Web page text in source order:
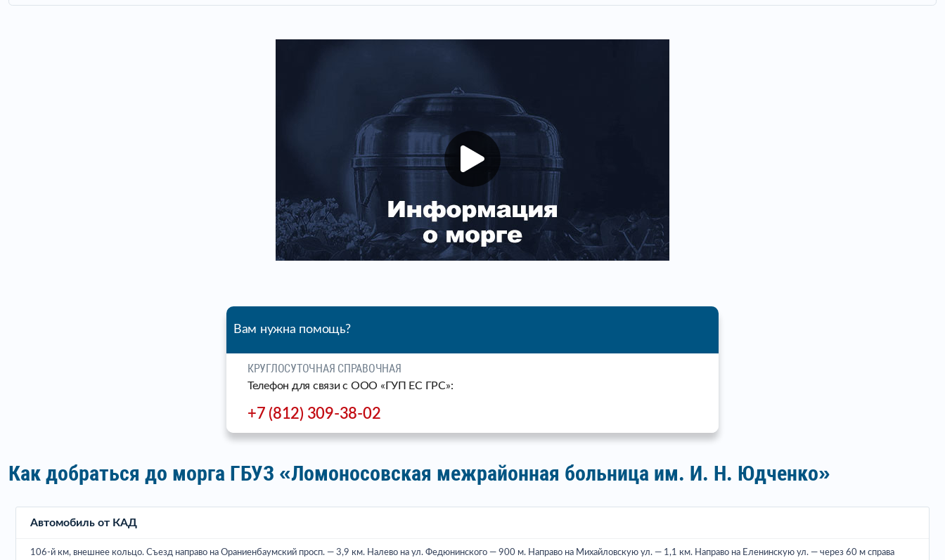
Вам нужна помощь?
КРУГЛОСУТОЧНАЯ СПРАВОЧНАЯ
Телефон для связи c ООО «ГУП ЕС ГРС»:
+7 (812) 309-38-02
Как добраться до морга ГБУЗ «Ломоносовская межрайонная больница им. И. Н. Юдченко»
Автомобиль от КАД
106-й км, внешнее кольцо. Съезд направо на Ораниенбаумский просп. — 3,9 км. Налево на ул. Федюнинского — 900 м. Направо на Михайловскую ул. — 1,1 км. Направо на Еленинскую ул. — через 60 м справа